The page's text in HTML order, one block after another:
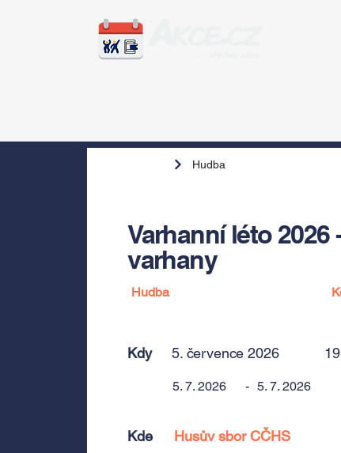
Hudba
Varhanní léto
varhany
Hudba
Kdy 5. července 2026
5. 7. 2026 - 5. 7. 2026
Kde Husův sbor CČHS